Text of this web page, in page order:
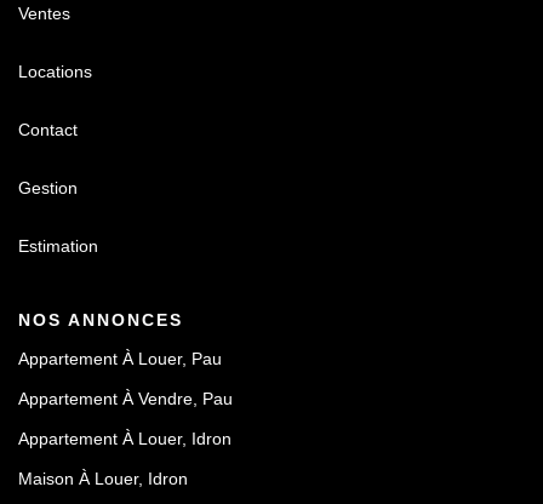
Ventes
Locations
Contact
Gestion
Estimation
NOS ANNONCES
Appartement À Louer, Pau
Appartement À Vendre, Pau
Appartement À Louer, Idron
Maison À Louer, Idron